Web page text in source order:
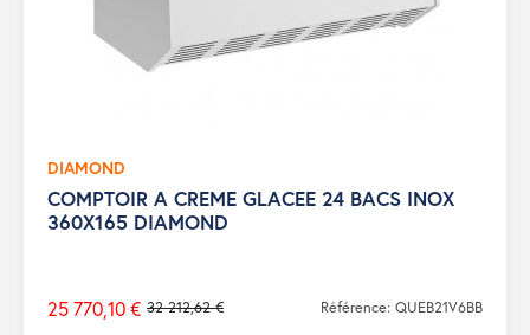
DIAMOND
COMPTOIR A CREME GLACEE 24 BACS INOX
360X165 DIAMOND
Prix
32 212,62 €
25 770,10 € Référence: QUEB21V6BB